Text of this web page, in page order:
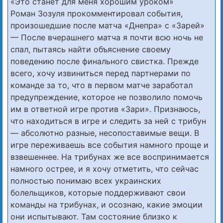
Роман Зозуля прокомментировал события,
произошедшие после матча «Днепра» с «Зарей»
— После вчерашнего матча я почти всю ночь не
спал, пытаясь найти объяснение своему
поведению после финального свистка. Прежде
всего, хочу извиниться перед партнерами по
команде за то, что в первом матче заработал
предупреждение, которое не позволило помочь
им в ответной игре против «Зари». Признаюсь,
что находиться в игре и следить за ней с трибун
— абсолютно разные, несопоставимые вещи. В
игре переживаешь все события намного проще и
взвешеннее. На трибунах же все воспринимается
намного острее, и я хочу отметить, что сейчас
полностью понимаю всех украинских
болельщиков, которые поддерживают свои
команды на трибунах, и осознаю, какие эмоции
они испытывают. Там состояние близко к